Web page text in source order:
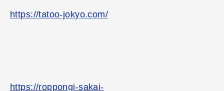
https://tatoo-jokyo.com/
https://roppongi-sakai-